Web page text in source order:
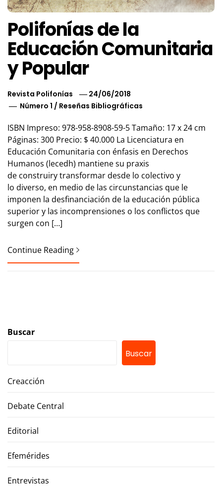
Polifonías de la
Educación Comunitaria
y Popular
Revista Polifonías
24/06/2018
Número 1 / Reseñas Bibliográficas
ISBN Impreso: 978-958-8908-59-5 Tamaño: 17 x 24 cm
Páginas: 300 Precio: $ 40.000 La Licenciatura en
Educación Comunitaria con énfasis en Derechos
Humanos (lecedh) mantiene su praxis
de construiry transformar desde lo colectivo y
lo diverso, en medio de las circunstancias que le
imponen la desfinanciación de la educación pública
superior y las incomprensiones o los conflictos que
surgen con […]
Continue Reading
Buscar
Buscar
Creacción
Debate Central
Editorial
Efemérides
Entrevistas